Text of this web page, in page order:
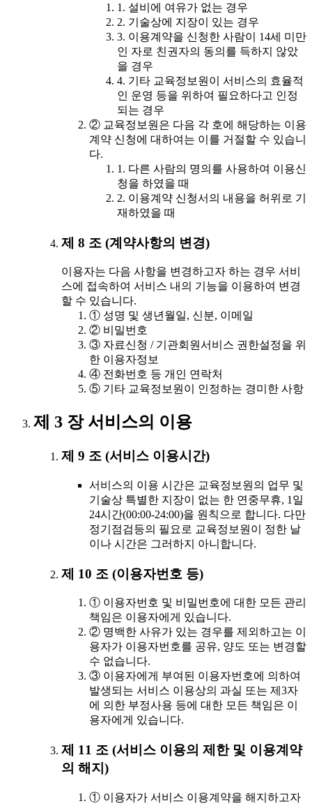
1. 설비에 여유가 없는 경우
2. 기술상에 지장이 있는 경우
3. 이용계약을 신청한 사람이 14세 미만
인 자로 친권자의 동의를 득하지 않았
을 경우
4. 기타 교육정보원이 서비스의 효율적
인 운영 등을 위하여 필요하다고 인정
되는 경우
② 교육정보원은 다음 각 호에 해당하는 이용
계약 신청에 대하여는 이를 거절할 수 있습니
다.
1. 다른 사람의 명의를 사용하여 이용신
청을 하였을 때
2. 이용계약 신청서의 내용을 허위로 기
재하였을 때
제 8 조 (계약사항의 변경)
이용자는 다음 사항을 변경하고자 하는 경우 서비
스에 접속하여 서비스 내의 기능을 이용하여 변경
할 수 있습니다.
① 성명 및 생년월일, 신분, 이메일
② 비밀번호
③ 자료신청 / 기관회원서비스 권한설정을 위
한 이용자정보
④ 전화번호 등 개인 연락처
⑤ 기타 교육정보원이 인정하는 경미한 사항
제 3 장 서비스의 이용
제 9 조 (서비스 이용시간)
서비스의 이용 시간은 교육정보원의 업무 및
기술상 특별한 지장이 없는 한 연중무휴, 1일
24시간(00:00-24:00)을 원칙으로 합니다. 다만
정기점검등의 필요로 교육정보원이 정한 날
이나 시간은 그러하지 아니합니다.
제 10 조 (이용자번호 등)
① 이용자번호 및 비밀번호에 대한 모든 관리
책임은 이용자에게 있습니다.
② 명백한 사유가 있는 경우를 제외하고는 이
용자가 이용자번호를 공유, 양도 또는 변경할
수 없습니다.
③ 이용자에게 부여된 이용자번호에 의하여
발생되는 서비스 이용상의 과실 또는 제3자
에 의한 부정사용 등에 대한 모든 책임은 이
용자에게 있습니다.
제 11 조 (서비스 이용의 제한 및 이용계약
의 해지)
① 이용자가 서비스 이용계약을 해지하고자